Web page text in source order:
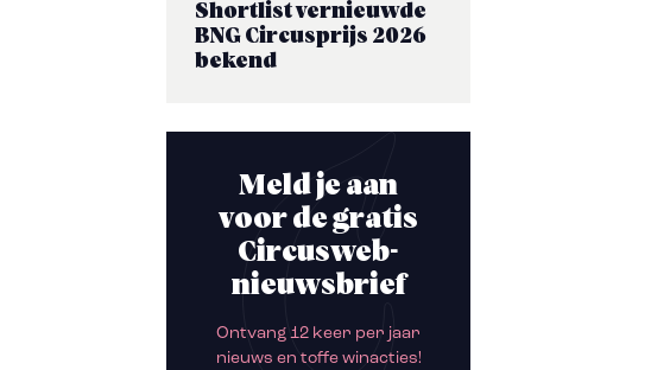
Shortlist vernieuwde
BNG Circusprijs 2026
bekend
Meld je aan
voor de gratis
Circusweb-
nieuwsbrief
Ontvang 12 keer per jaar
nieuws en toffe winacties!